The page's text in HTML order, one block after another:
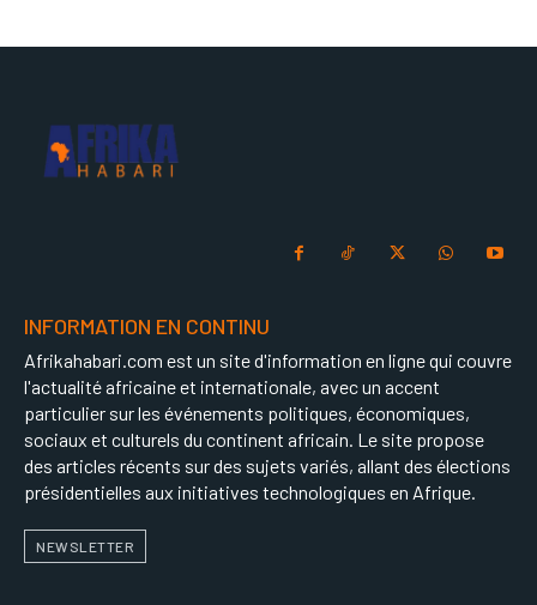
INFORMATION EN CONTINU
Afrikahabari.com est un site d'information en ligne qui couvre
l'actualité africaine et internationale, avec un accent
particulier sur les événements politiques, économiques,
sociaux et culturels du continent africain. Le site propose
des articles récents sur des sujets variés, allant des élections
présidentielles aux initiatives technologiques en Afrique.
NEWSLETTER